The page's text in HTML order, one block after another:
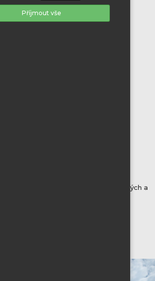
Příjmout vše
práce:
ploch – ze země, za pomoci
nebo pracovních plošin
vodou
šachet
a žaluzií
krytin
úklidy bytů, domů, kancelářských a